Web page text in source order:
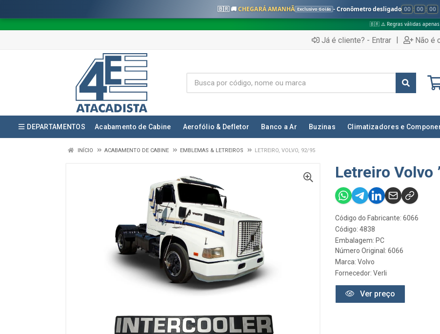
🇧🇷 🚚CHEGARÁ AMANHÃ Exclusivo Goiás - Cronômetro desligado 00 : 00 : 00
🇧🇷 ⚠️ Regras válidas apenas para:
Já é cliente? - Entrar | Não é
DEPARTAMENTOS Acabamento de Cabine Aerofólio & Defletor Banco a Ar Buzinas Climatizadores e
INÍCIO ACABAMENTO DE CABINE EMBLEMAS & LETREIROS LETREIRO, VOLVO, 92/95
Letreiro Volvo
Código do Fabricante: 6066
Código: 4838
Embalagem: PC
Número Original: 6066
Marca: Volvo
Fornecedor: Verli
Ver preço